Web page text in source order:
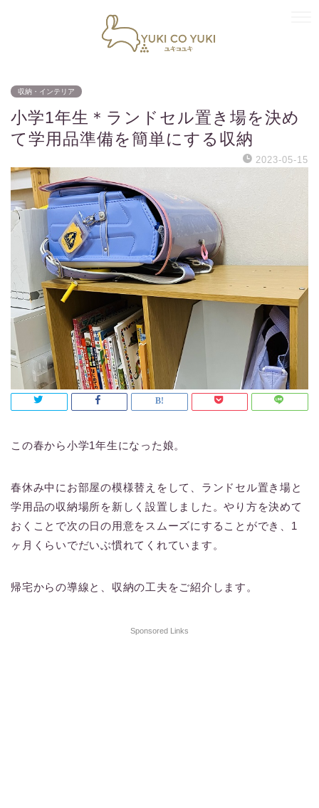
収納・インテリア
小学1年生＊ランドセル置き場を決め
て学用品準備を簡単にする収納
2023-05-15
この春から小学1年生になった娘。
春休み中にお部屋の模様替えをして、ランドセル置き場と
学用品の収納場所を新しく設置しました。やり方を決めて
おくことで次の日の用意をスムーズにすることができ、1
ヶ月くらいでだいぶ慣れてくれています。
帰宅からの導線と、収納の工夫をご紹介します。
Sponsored Links